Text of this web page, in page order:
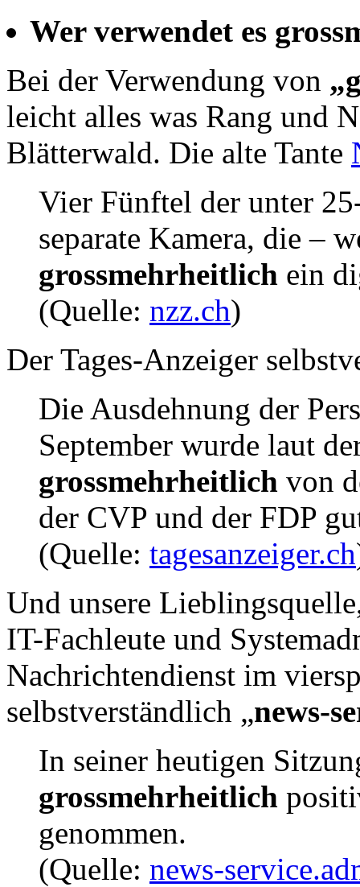
Wer verwendet es
Bei der Verwendung von
leicht alles was Rang und
Blätterwald. Die alte Tante
Vier Fünftel der unter
separate Kamera, die –
grossmehrheitlich ein
(Quelle: nzz.ch)
Der Tages-Anzeiger
Die Ausdehnung der
September wurde laut
grossmehrheitlich von
der CVP und der FDP
(Quelle: tagesanzeiger.ch
Und unsere
IT-Fachleute und
Nachrichtendienst im
selbstverständlich „news-
In seiner heutigen
grossmehrheitlich
genommen.
(Quelle: news-